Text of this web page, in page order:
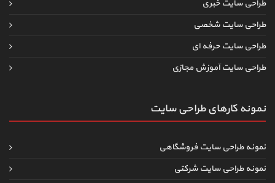
طراحی سایت خبری
طراحی سایت شخصی
طراحی سایت حرفه ای
طراحی سایت آموزش مجازی
نمونه کارهای طراحی سایت
نمونه طراحی سایت فروشگاهی
نمونه طراحی سایت شرکتی